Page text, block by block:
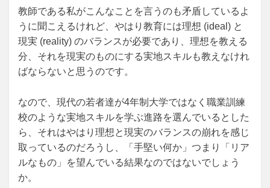
教師である私がこんなことを言うのも矛盾しているよ
うに聞こえるけれど、やはり教育には理想 (ideal) と
現実 (reality) のバランスが必要であり、理想を教える
分、それを現実のものにする実地スキルも教えなけれ
ばならないと思うのです。
なので、現代の若者達が4年制大学ではなく職業訓練
校のような実地スキルを学ぶ進路を選んでいるとした
ら、それはやはり理想と現実のバランスの崩れを感じ
取っているのだろうし、「手堅い何か」つまり「リア
ルなもの」を望んでいる結果なのではないでしょう
か。